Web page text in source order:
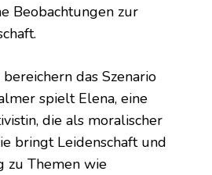
Beobachtungen zur
das Szenario
spielt Elena, eine
die als moralischer
bringt Leidenschaft und
zu Themen wie